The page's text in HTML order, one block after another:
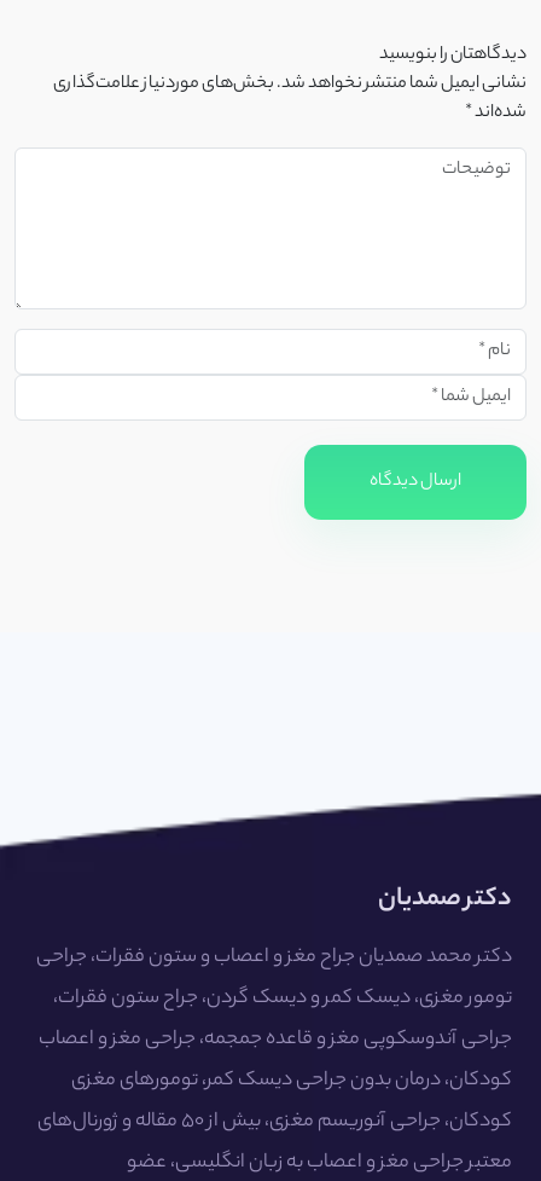
دیدگاهتان را بنویسید
نشانی ایمیل شما منتشر نخواهد شد.بخش‌های موردنیاز علامت‌گذاری
شده‌اند*
ارسال دیدگاه
دکتر صمدیان
دکتر محمد صمدیان جراح مغز و اعصاب و ستون فقرات، جراحی
تومور مغزی، دیسک کمر و دیسک گردن، جراح ستون فقرات،
جراحی آندوسکوپی مغز و قاعده جمجمه، جراحی مغز و اعصاب
کودکان، درمان بدون جراحی دیسک کمر، تومورهای مغزی
کودکان، جراحی آنوریسم مغزی، بیش از ۵۰ مقاله و ژورنال‌های
معتبر جراحی مغز و اعصاب به زبان انگلیسی، عضو